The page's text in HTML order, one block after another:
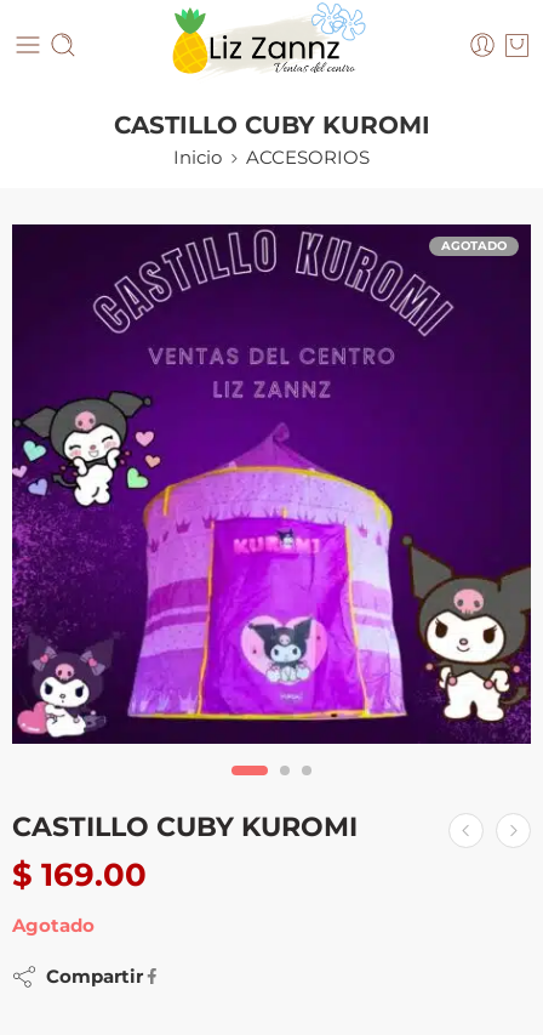
CASTILLO CUBY KUROMI
Inicio ACCESORIOS
AGOTADO
CASTILLO CUBY KUROMI
$ 169.00
Agotado
Compartir